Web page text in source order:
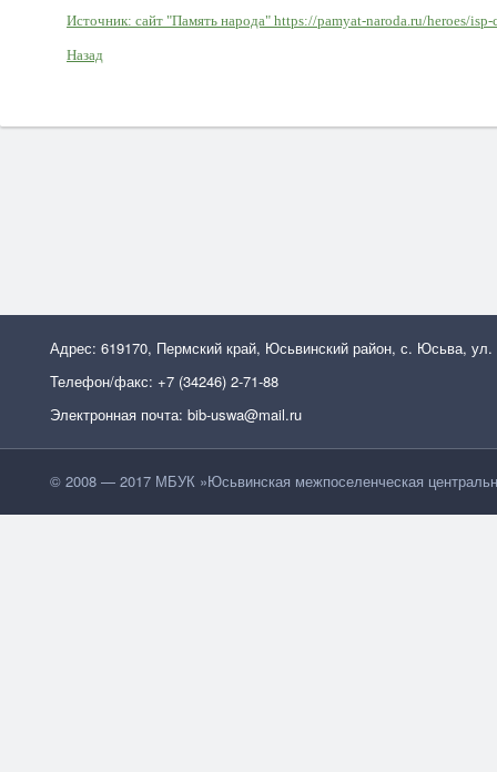
Источник: сайт "Память народа" https://pamyat-naroda.ru/heroes/
Назад
Адрес: 619170, Пермский край, Юсьвинский район, с. Юсьва, ул.
Телефон/факс: +7 (34246) 2-71-88
Электронная почта: bib-uswa@mail.ru
© 2008 — 2017 МБУК »Юсьвинская межпоселенческая